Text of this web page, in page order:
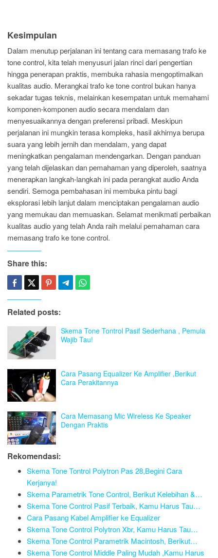
Kesimpulan
Dalam menutup perjalanan ini tentang cara memasang trafo ke
tone control, kita telah menyusuri jalan rinci dari pengertian
hingga penerapan praktis, membuka rahasia mengoptimalkan
kualitas audio. Merangkai trafo ke tone control bukan hanya
sekadar tugas teknis, melainkan kesempatan untuk memahami
komponen-komponen audio secara mendalam dan
menyesuaikannya dengan preferensi pribadi. Meskipun
perjalanan ini mungkin terasa kompleks, hasil akhirnya berupa
suara yang lebih jernih dan mendalam, yang dapat
meningkatkan pengalaman mendengarkan. Dengan panduan
yang telah dijelaskan dan pemahaman yang diperoleh, saatnya
menerapkan langkah-langkah ini pada perangkat audio Anda
sendiri. Semoga pembahasan ini membuka pintu bagi
eksplorasi lebih lanjut dalam menciptakan pengalaman audio
yang memukau dan memuaskan. Selamat menikmati perbaikan
kualitas audio yang telah Anda raih melalui pemahaman cara
memasang trafo ke tone control.
Share this:
Related posts:
Skema Tone Tontrol Pasif Sederhana , Pemula
Wajib Tau!
Cara Pasang Equalizer Ke Amplifier ,Berikut
Cara Perakitannya
Cara Memasang Mic Wireless Ke Speaker
Dengan Praktis
Rekomendasi:
Skema Tone Tontrol Polytron Pas 28,Begini Cara
Kerjanya!
Skema Parametrik Tone Control, Berikut Kelebihan &…
Skema Tone Control Pasif Terbaik, Kamu Harus Tau…
Cara Pasang Kabel Amplifier ke Equalizer
Skema Tone Control Polytron Xbr, Kamu Harus Tau…
Skema Tone Control Parametrik Macintosh, Berikut…
Skema Tone Control Middle Paling Mudah ,Kamu Harus